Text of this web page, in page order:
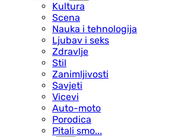
Kultura
Scena
Nauka i tehnologija
Ljubav i seks
Zdravlje
Stil
Zanimljivosti
Savjeti
Vicevi
Auto-moto
Porodica
Pitali smo...